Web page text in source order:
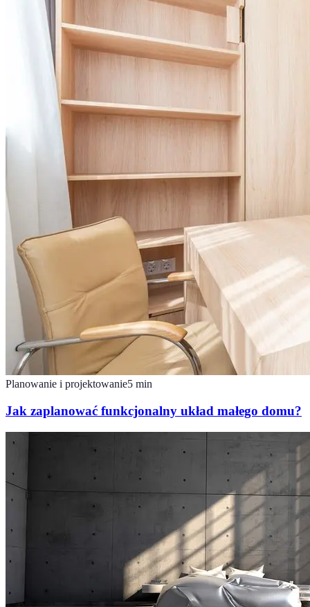
Planowanie i projektowanie5 min
Jak zaplanować funkcjonalny układ małego domu?